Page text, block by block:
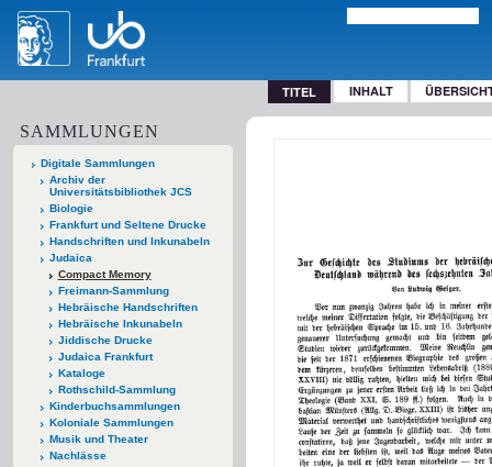
TITEL INHALT
SAMMLUNGEN
Digitale Sammlungen
Archiv der
Universitätsbibliothek JCS
Biologie
Frankfurt und Seltene Drucke
Handschriften und Inkunabeln
Judaica
Compact Memory
Freimann-Sammlung
Hebräische Handschriften
Hebräische Inkunabeln
Jiddische Drucke
Judaica Frankfurt
Kataloge
Rothschild-Sammlung
Kinderbuchsammlungen
Koloniale Sammlungen
Musik und Theater
Nachlässe